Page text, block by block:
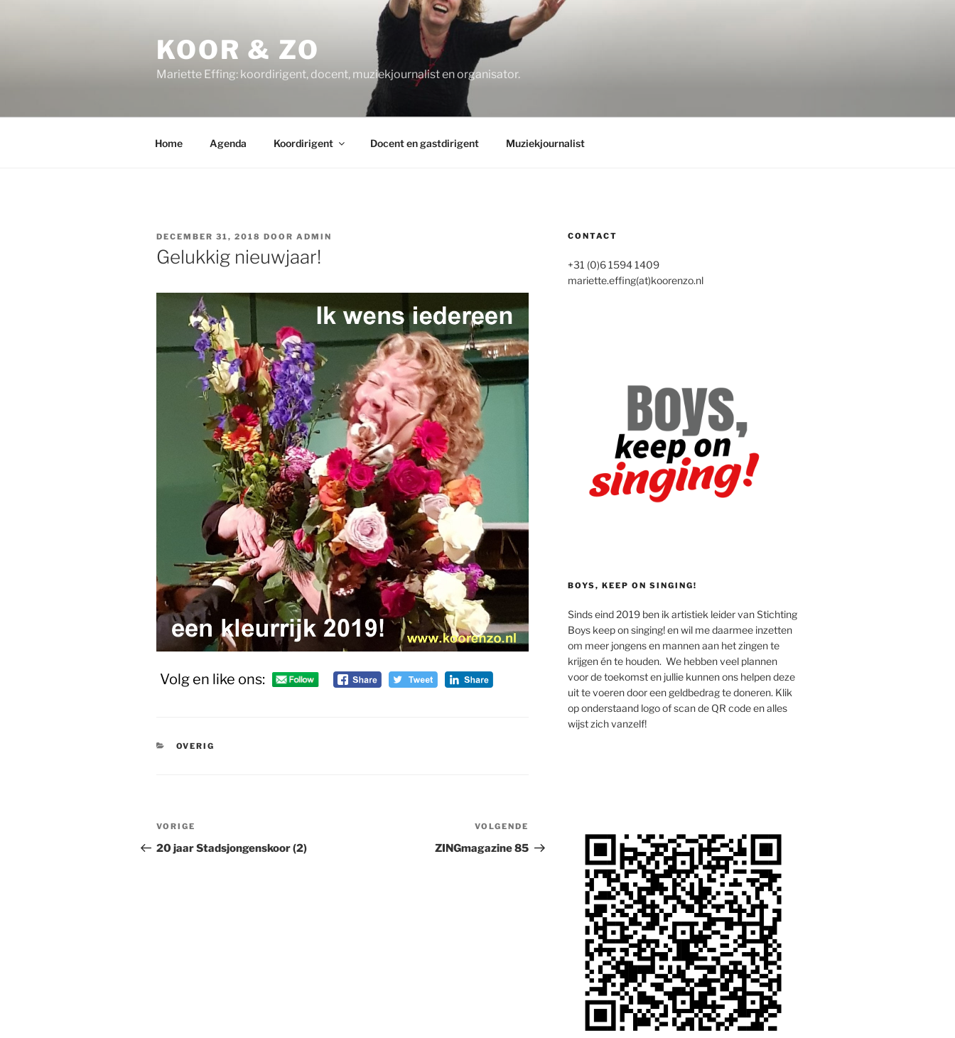
KOOR & ZO
Mariette Effing: koordirigent, docent, muziekjournalist en organisator.
Home Agenda Koordirigent Docent en gastdirigent Muziekjournalist
GEPLAATST
OP
DECEMBER 31, 2018 DOOR ADMIN
Gelukkig nieuwjaar!
Volg en like ons:
CATEGORIEËN
OVERIG
Bericht
navigatie
Vorig
bericht
VORIGE
20 jaar Stadsjongenskoor (2)
bericht
VOLGENDE
ZINGmagazine 85
CONTACT
+31 (0)6 1594 1409
mariette.effing(at)koorenzo.nl
BOYS, KEEP ON SINGING!
Sinds eind 2019 ben ik artistiek leider van Stichting
Boys keep on singing! en wil me daarmee inzetten
om meer jongens en mannen aan het zingen te
krijgen én te houden. We hebben veel plannen
voor de toekomst en jullie kunnen ons helpen deze
uit te voeren door een geldbedrag te doneren. Klik
op onderstaand logo of scan de QR code en alles
wijst zich vanzelf!